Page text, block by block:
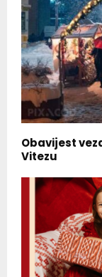
Obavijest
Vitezu